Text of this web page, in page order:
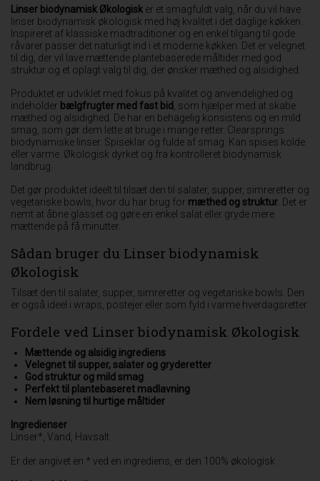
Linser biodynamisk Økologisk er et smagfuldt valg, når du vil have
linser biodynamisk økologisk med høj kvalitet i det daglige køkken.
Inspireret af klassiske madtraditioner og en enkel tilgang til gode
råvarer passer det naturligt ind i et moderne køkken. Det er velegnet
til dig, der vil lave mættende plantebaserede måltider med god
struktur og et oplagt valg til dig, der ønsker mæthed og alsidighed.
Produktet er udviklet med fokus på kvalitet og anvendelighed og
indeholder bælgfrugter med fast bid , som hjælper med at skabe
mæthed og alsidighed. De har en behagelig konsistens og en mild
smag, som gør dem lette at bruge i mange retter. Clearsprings
biodynamiske linser. Spiseklar og fulde af smag. Kan spises kolde
eller varme. Økologisk dyrket og fra kontrolleret biodynamisk
landbrug.
Det gør produktet ideelt til tilsæt den til salater, supper, simreretter og
vegetariske bowls, hvor du har brug for mæthed og struktur . Det er
nemt at åbne glasset og gøre en enkel salat eller gryde mere
mættende på få minutter.
Sådan bruger du Linser biodynamisk
Økologisk
Tilsæt den til salater, supper, simreretter og vegetariske bowls. Den
er også ideel i wraps, postejer eller som fyld i varme hverdagsretter.
Fordele ved Linser biodynamisk Økologisk
Mættende og alsidig ingrediens
Velegnet til supper, salater og gryderetter
God struktur og mild smag
Perfekt til plantebaseret madlavning
Nem løsning til hurtige måltider
Ingredienser
Linser*, Vand, Havsalt
Er der angivet en * ved en ingrediens, er den 100% økologisk